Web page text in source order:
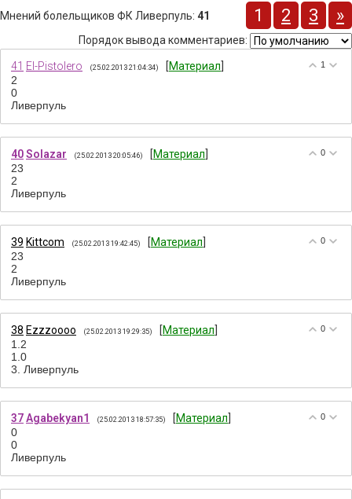
Мнений болельщиков ФК Ливерпуль: 41 1 2 3 »
Порядок вывода комментариев:
1
41 El-Pistolero (25.02.2013 21:04:34) [Материал
2
0
Ливерпуль
0
40Solazar (25.02.2013 20:05:46) [Материал
23
2
Ливерпуль
0
39 Kittcom (25.02.2013 19:42:45) [Материал
23
2
Ливерпуль
0
38 Ezzzoooo (25.02.2013 19:29:35) [Материал
1.2
1.0
3. Ливерпуль
0
37Agabekyan1 (25.02.2013 18:57:35) [Материал
0
0
Ливерпуль